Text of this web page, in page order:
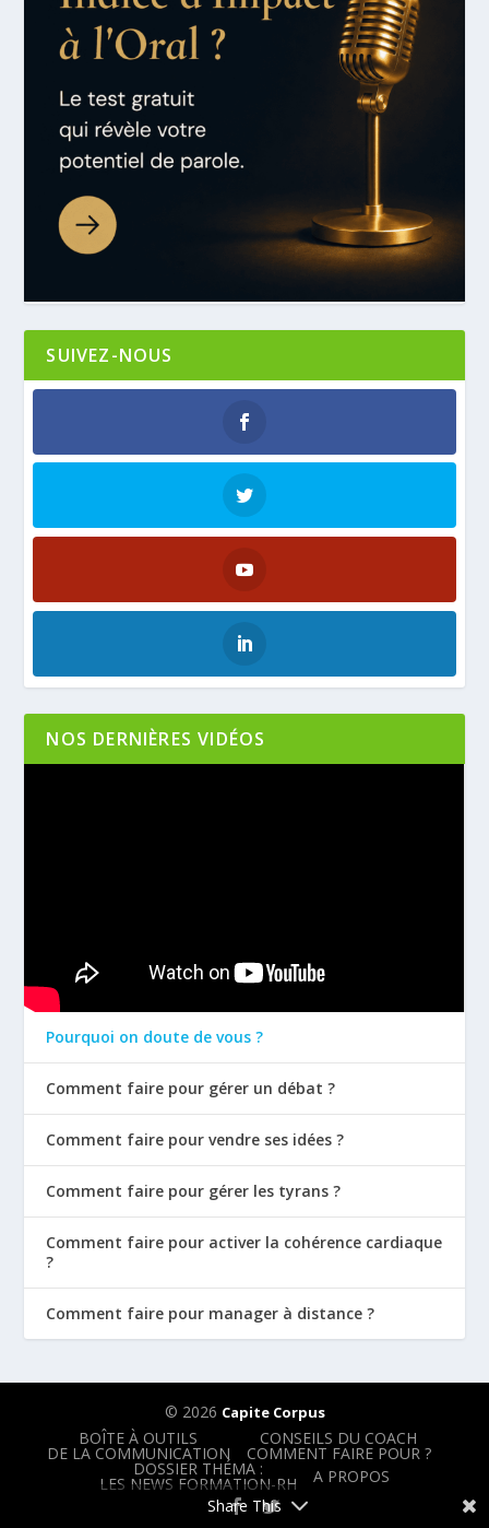
SUIVEZ-NOUS
NOS DERNIÈRES VIDÉOS
Pourquoi on doute de vous ?
Comment faire pour gérer un débat ?
Comment faire pour vendre ses idées ?
Comment faire pour gérer les tyrans ?
Comment faire pour activer la cohérence cardiaque
?
Comment faire pour manager à distance ?
© 2026 Capite Corpus
BOÎTE À OUTILS
DE LA COMMUNICATION
CONSEILS DU COACH
COMMENT FAIRE POUR ?
DOSSIER THÉMA :
LES NEWS FORMATION-RH
A PROPOS
Share This